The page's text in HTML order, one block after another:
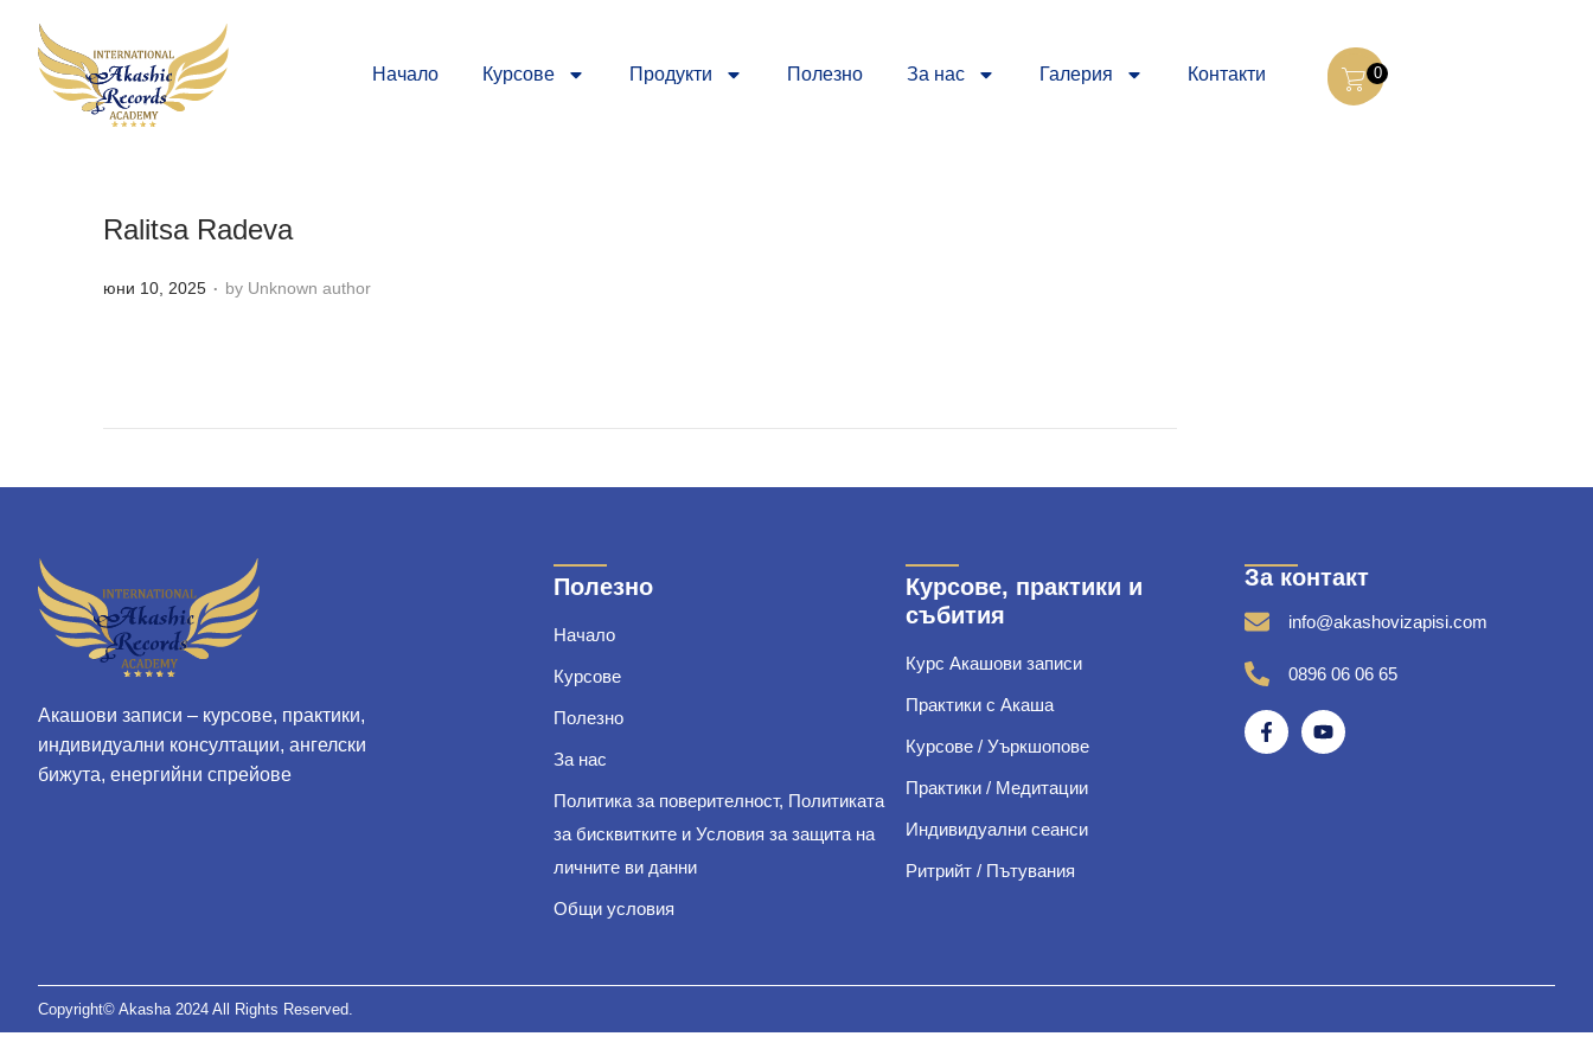
Начало Курсове Продукти Полезно За нас Галерия Контакти 0
Ralitsa Radeva
P
o
юни 10, 2025 . by Unknown author
Акашови записи – курсове, практики,
индивидуални консултации, ангелски
бижута, енергийни спрейове
Полезно
Начало
Курсове
Полезно
За нас
Политика за поверителност, Политиката
за бисквитките и Условия за защита на
личните ви данни
Общи условия
Курсове, практики и
събития
Курс Акашови записи
Практики с Акаша
Курсове / Уъркшопове
Практики / Медитации
Индивидуални сеанси
Ритрийт / Пътувания
За контакт
info@akashovizapisi.com
0896 06 06 65
Copyright© Akasha 2024 All Rights Reserved.